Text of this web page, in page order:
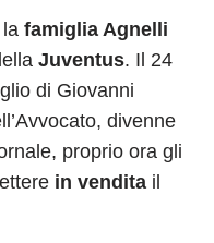
famiglia Agnelli
Juventus. Il 24
di Giovanni
divenne
proprio ora gli
in vendita il